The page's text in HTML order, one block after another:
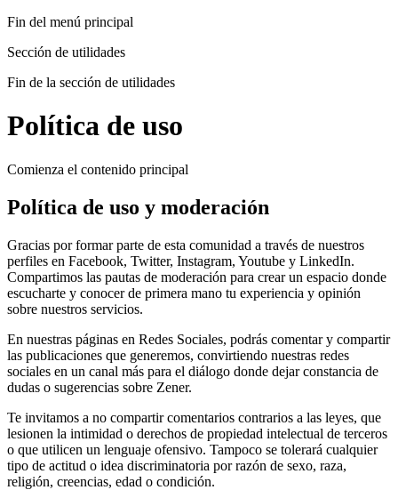
Fin del menú principal
Sección de utilidades
Fin de la sección de utilidades
Política de uso
Comienza el contenido principal
Política de uso y moderación
Gracias por formar parte de esta comunidad a través de nuestros
perfiles en Facebook, Twitter, Instagram, Youtube y LinkedIn.
Compartimos las pautas de moderación para crear un espacio donde
escucharte y conocer de primera mano tu experiencia y opinión
sobre nuestros servicios.
En nuestras páginas en Redes Sociales, podrás comentar y compartir
las publicaciones que generemos, convirtiendo nuestras redes
sociales en un canal más para el diálogo donde dejar constancia de
dudas o sugerencias sobre Zener.
Te invitamos a no compartir comentarios contrarios a las leyes, que
lesionen la intimidad o derechos de propiedad intelectual de terceros
o que utilicen un lenguaje ofensivo. Tampoco se tolerará cualquier
tipo de actitud o idea discriminatoria por razón de sexo, raza,
religión, creencias, edad o condición.